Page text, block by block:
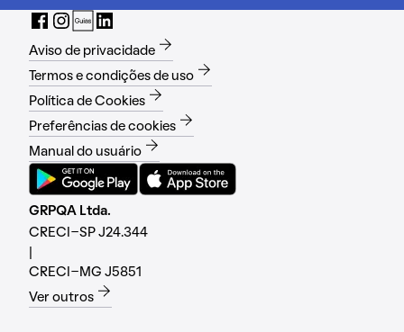
Aviso de privacidade
Termos e condições de uso
Política de Cookies
Preferências de cookies
Manual do usuário
GRPQA Ltda.
CRECI-SP J24.344
CRECI-MG J5851
Ver outros